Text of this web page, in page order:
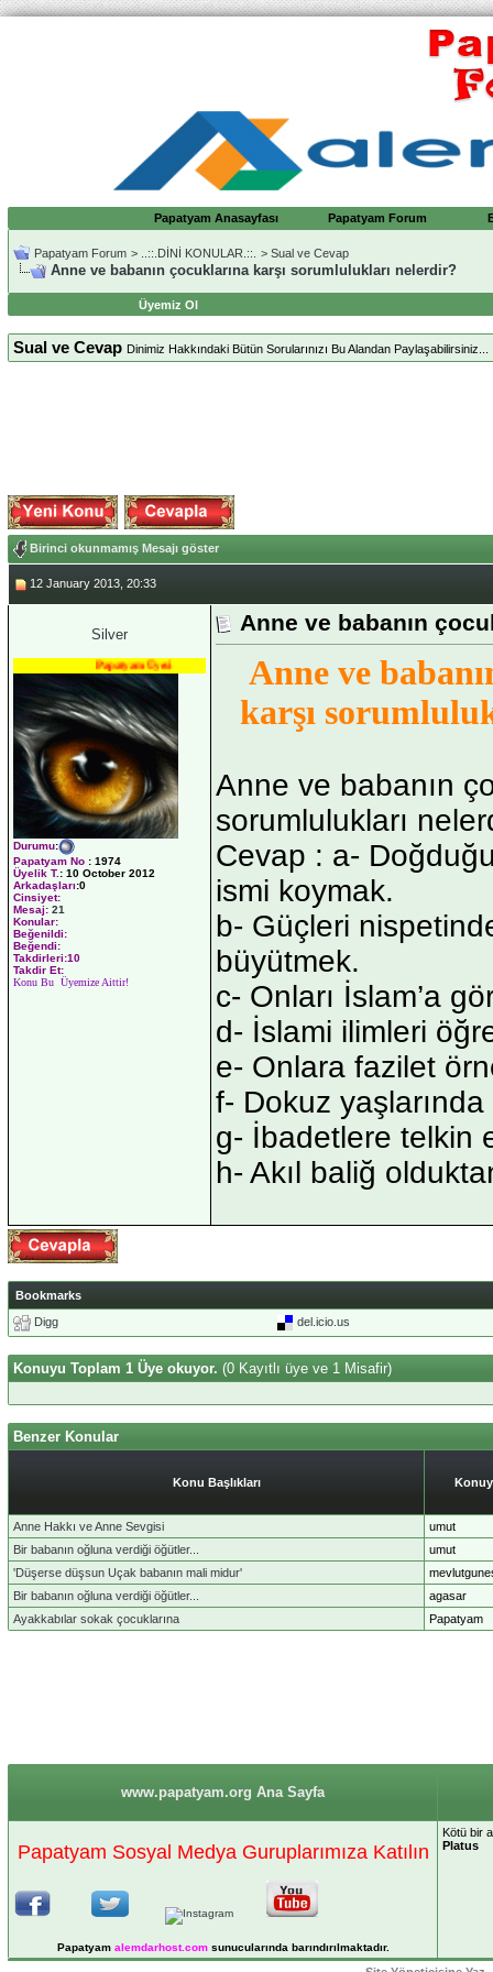
Papatyam Anasayfası Papatyam Forum
Papatyam Forum > ..::.DİNİ KONULAR.::. > Sual ve Cevap
Anne ve babanın çocuklarına karşı sorumlulukları nelerdir?
Üyemiz Ol
Sual ve Cevap Dinimiz Hakkındaki Bütün Sorularınızı Bu Alandan Paylaşabilirsiniz...
Birinci okunmamış Mesajı göster
12 January 2013, 20:33
Silver
Papatyam Üyesi
Durumu:
Papatyam No : 1974
Üyelik T.: 10 October 2012
Arkadaşları:0
Cinsiyet:
Mesaj: 21
Konular:
Beğenildi:
Beğendi:
Takdirleri:10
Takdir Et:
Konu Bu Üyemize Aittir!
Anne ve babanın
Anne ve
karşı
Anne ve babanın
sorumlulukları
Cevap : a-
ismi koymak.
b- Güçleri
büyütmek.
c- Onları İslam’a
d- İslami ilimleri
e- Onlara fazilet
f- Dokuz yaşlarında
g- İbadetlere telkin
h- Akıl baliğ
Bookmarks
Digg
del.icio.us
Konuyu Toplam 1 Üye okuyor. (0 Kayıtlı üye ve 1 Misafir)
Benzer Konular
Konu Başlıkları
Anne Hakkı ve Anne Sevgisi
umut
Bir babanın oğluna verdiği öğütler...
umut
'Düşerse düşsun Uçak babanın mali midur'
Bir babanın oğluna verdiği öğütler...
agasar
Ayakkabılar sokak çocuklarına
Papatyam
www.papatyam.org Ana Sayfa
Papatyam Sosyal Medya Guruplarımıza Katılın
Papatyam alemdarhost.comsunucularında barındırılmaktadır.
Kötü bir
Platus